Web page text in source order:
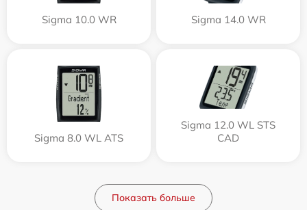
Sigma 10.0 WR Sigma 14.0 WR
Sigma 8.0 WL ATS
Sigma 12.0 WL STS
CAD
Показать больше